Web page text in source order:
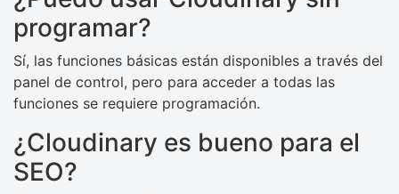
programar?
Sí, las funciones básicas están disponibles a través del
panel de control, pero para acceder a todas las
funciones se requiere programación.
¿Cloudinary es bueno para el
SEO?